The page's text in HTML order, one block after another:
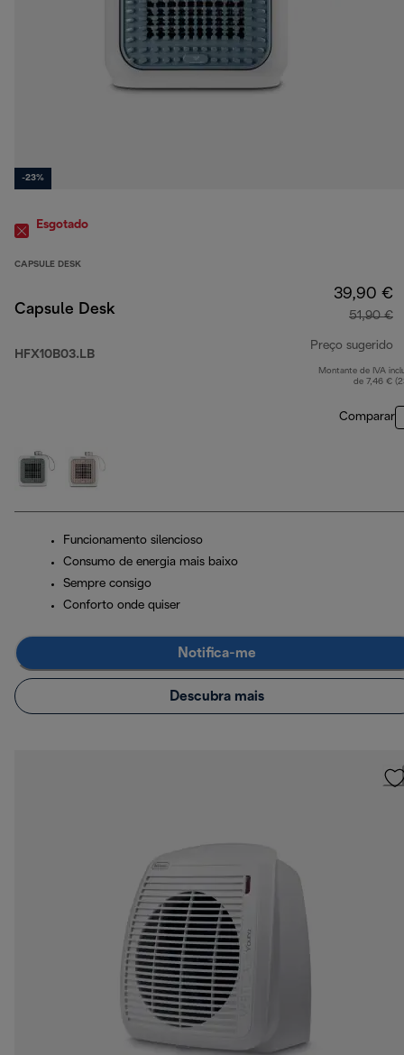
-23%
Esgotado
CAPSULE DESK
Capsule Desk
HFX10B03.LB
39,90 €
51,90 €
Preço sugerido
Montante de IVA
de 7,46 €
Comparar
Funcionamento silencioso
Consumo de energia mais baixo
Sempre consigo
Conforto onde quiser
Notifica-me
Descubra mais